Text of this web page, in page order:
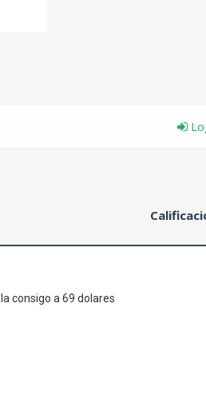
consigo a 69 dolares